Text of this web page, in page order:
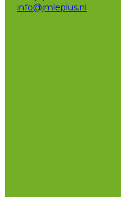
info@jmleplus.nl